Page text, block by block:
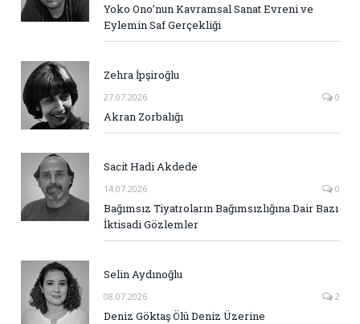
Yoko Ono’nun Kavramsal Sanat Evreni ve
Eylemin Saf Gerçekliği
Zehra İpşiroğlu
27.07.2026 0
Akran Zorbalığı
Sacit Hadi Akdede
14.07.2026 0
Bağımsız Tiyatroların Bağımsızlığına Dair Bazı
İktisadi Gözlemler
Selin Aydınoğlu
08.07.2026 2
Deniz Göktaş Ölü Deniz Üzerine